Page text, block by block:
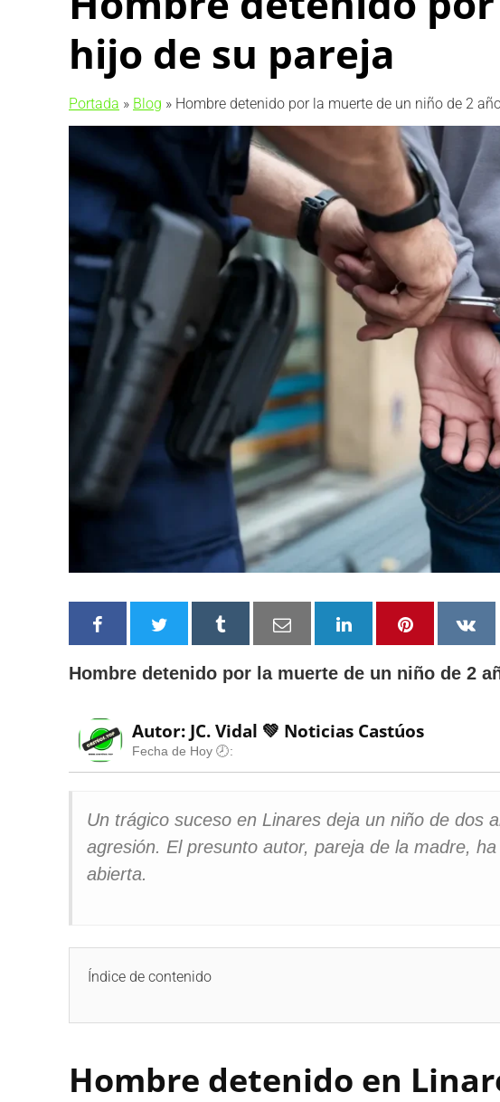
hijo de su pareja
Portada » Blog » Hombre detenido por la muerte de un niño de 2
Hombre detenido por la muerte de un niño de 2
Autor: JC. Vidal 💚 Noticias Castúos
Fecha de Hoy 🕗:
Un trágico suceso en Linares deja un niño de dos
agresión. El presunto autor, pareja de la madre,
abierta.
Índice de contenido
Hombre detenido en